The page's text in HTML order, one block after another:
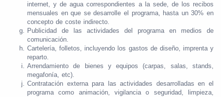
internet, y de agua correspondientes a la sede, de los recibos
mensuales en que se desarrolle el programa, hasta un 30% en
concepto de coste indirecto.
Publicidad de las actividades del programa en medios de
comunicación.
Cartelería, folletos, incluyendo los gastos de diseño, imprenta y
reparto.
Arrendamiento de bienes y equipos (carpas, salas, stands,
megafonía, etc).
Contratación externa para las actividades desarrolladas en el
programa como animación, vigilancia o seguridad, limpieza,